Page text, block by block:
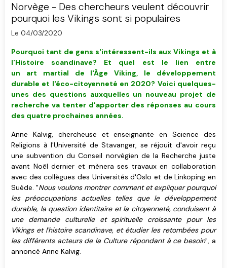
Norvège - Des chercheurs veulent découvrir
pourquoi les Vikings sont si populaires
Le 04/03/2020
Pourquoi tant de gens s'intéressent-ils aux Vikings et à
l'Histoire scandinave? Et quel est le lien entre
un art martial de l'Âge Viking, le développement
durable et l'éco-citoyenneté en 2020? Voici quelques-
unes des questions auxquelles un nouveau projet de
recherche va tenter d'apporter des réponses au cours
des quatre prochaines années.
Anne Kalvig, chercheuse et enseignante en Science des
Religions à l'Université de Stavanger, se réjouit d'avoir reçu
une subvention du Conseil norvégien de la Recherche juste
avant Noël dernier et mènera ses travaux en collaboration
avec des collègues des Universités d'Oslo et de Linköping en
Suède. "Nous voulons montrer comment et expliquer pourquoi
les préoccupations actuelles telles que le développement
durable, la question identitaire et la citoyenneté, conduisent à
une demande culturelle et spirituelle croissante pour les
Vikings et l'histoire scandinave, et étudier les retombées pour
les différents acteurs de la Culture répondant à ce besoin", a
annoncé Anne Kalvig.